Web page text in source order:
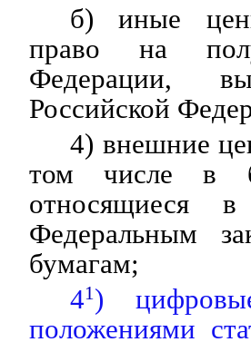
б) иные
право на
Федерации,
Российской
4) внешние
том числе в
относящиеся
Федеральным
бумагам;
41 )
положениями